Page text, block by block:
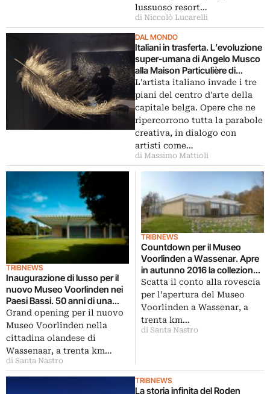
lussuoso resort…
di Niccolò Lucarelli
DAL MONDO
Italiani in trasferta. L’evoluzione
super-umana di Angelo Musco
alla Maison Particulière di
Bruxelles
L'artista italiano invade i tre
piani del centro d'arte della
capitale belga. Opere che ne
ripercorrono tutta la parabole
creativa, in dialogo con
artisti come…
di Massimo Mattioli
TRIBNEWS
Inaugurazione di lusso per il
nuovo Museo Voorlinden nei
Paesi Bassi. 50 anni di una
collezione privata
Grand opening per il nuovo
Museo Voorlinden nella
cittadina olandese di
Wassenaar, a trenta km…
di Santa Nastro
TRIBNEWS
Countdown per il Museo
Voorlinden a Wassenar. Apre
in autunno 2016 la collezione
privata più importante di
Olanda. Con 6000 mq e
direzione di lusso
Scatta il conto alla rovescia
per l’apertura del Museo
Voorlinden a Wassenar, a
trenta km…
di Santa Nastro
TRIBNEWS
La storia infinita del Roden